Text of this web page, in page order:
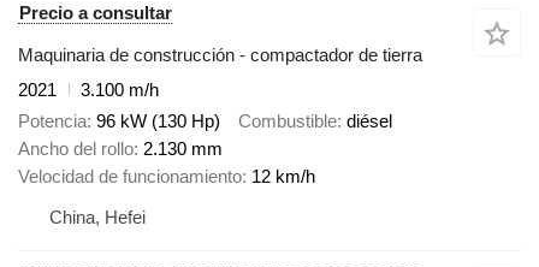
Precio a consultar
Maquinaria de construcción - compactador de tierra
2021
3.100 m/h
Potencia 96 kW (130 Hp) Combustible diésel
Ancho del rollo 2.130 mm
Velocidad de funcionamiento 12 km/h
China, Hefei